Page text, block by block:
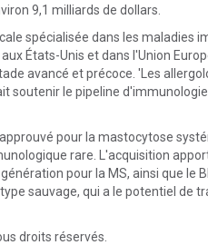
9,1 milliards de dollars.
spécialisée dans les maladies
États-Unis et dans l'Union
avancé et précoce. 'Les
soutenir le pipeline
pour la mastocytose
rare. L'acquisition
pour la MS, ainsi que le
sauvage, qui a le potentiel de
droits réservés.